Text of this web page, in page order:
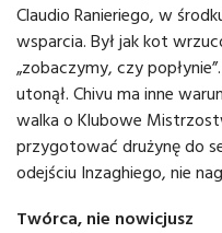
Claudio Ranieriego, w
wsparcia. Był jak kot
„zobaczymy, czy
utonął. Chivu ma inne
walka o Klubowe
przygotować drużynę do
odejściu Inzaghiego, nie
Twórca, nie nowicjusz